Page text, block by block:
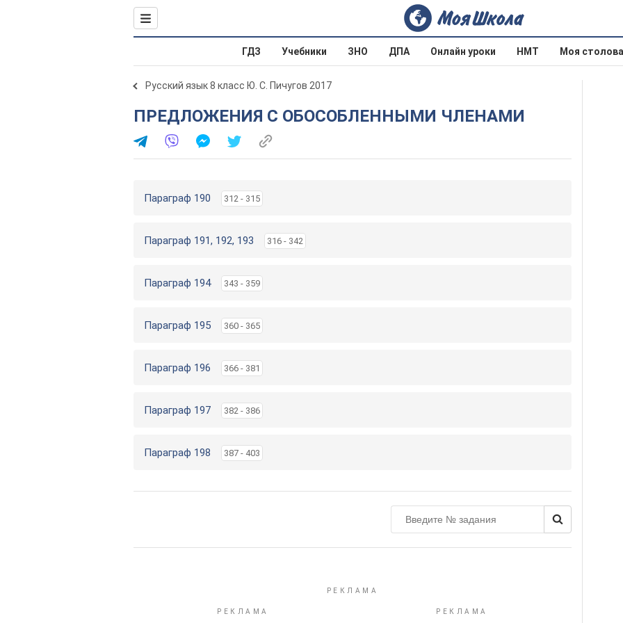
ГДЗ Учебники ЗНО ДПА Онлайн уроки НМТ Моя
Русский язык 8 класс Ю. С. Пичугов 2017
ПРЕДЛОЖЕНИЯ С ОБОСОБЛЕННЫМИ ЧЛЕНАМИ
Параграф 190 312 - 315
Параграф 191, 192, 193 316 - 342
Параграф 194 343 - 359
Параграф 195 360 - 365
Параграф 196 366 - 381
Параграф 197 382 - 386
Параграф 198 387 - 403